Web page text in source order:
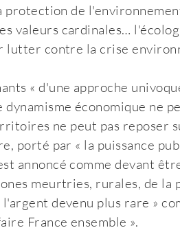
protection de
valeurs cardinales…
lutter contre la crise
« d'une approche
dynamisme économique ne
ne peut pas reposer
porté par « la puissance
annoncé comme devant
meurtries, rurales, de la
l'argent devenu plus rare »
France ensemble ».